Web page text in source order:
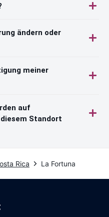
ändern oder
meiner
auf
Standort
Rica La Fortuna